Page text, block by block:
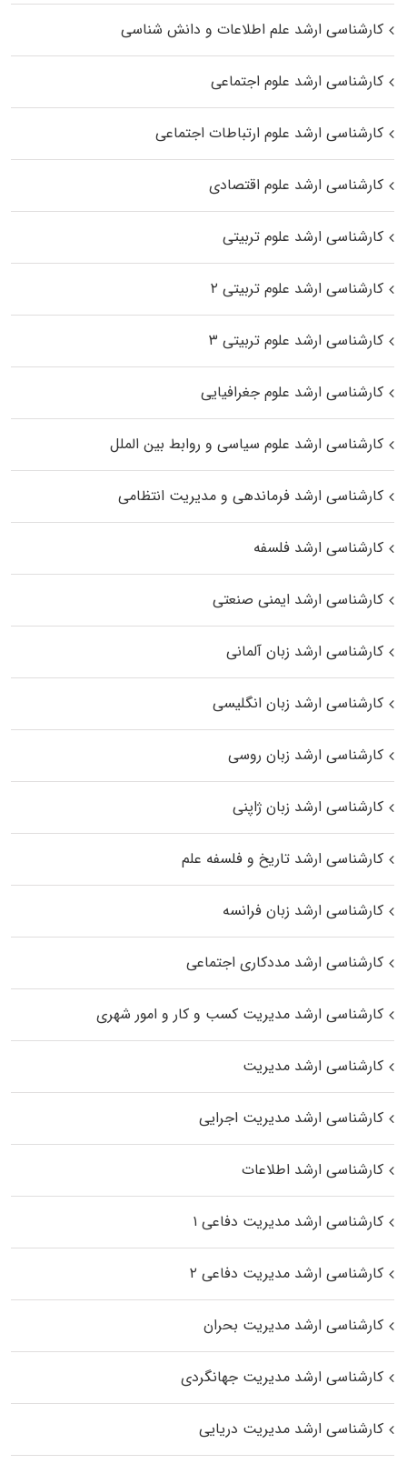
کارشناسی ارشد علم اطلاعات و دانش شناسی
کارشناسی ارشد علوم اجتماعی
کارشناسی ارشد علوم ارتباطات اجتماعی
کارشناسی ارشد علوم اقتصادی
کارشناسی ارشد علوم تربیتی
کارشناسی ارشد علوم تربیتی ۲
کارشناسی ارشد علوم تربیتی ۳
کارشناسی ارشد علوم جغرافیایی
کارشناسی ارشد علوم سیاسی و روابط بین الملل
کارشناسی ارشد فرماندهی و مدیریت انتظامی
کارشناسی ارشد فلسفه
کارشناسی ارشد ایمنی صنعتی
کارشناسی ارشد زبان آلمانی
کارشناسی ارشد زبان انگلیسی
کارشناسی ارشد زبان روسی
کارشناسی ارشد زبان ژاپنی
کارشناسی ارشد تاریخ و فلسفه علم
کارشناسی ارشد زبان فرانسه
کارشناسی ارشد مددکاری اجتماعی
کارشناسی ارشد مدیریت کسب و کار و امور شهری
کارشناسی ارشد مدیریت
کارشناسی ارشد مدیریت اجرایی
کارشناسی ارشد اطلاعات
کارشناسی ارشد مدیریت دفاعی ۱
کارشناسی ارشد مدیریت دفاعی ۲
کارشناسی ارشد مدیریت بحران
کارشناسی ارشد مدیریت جهانگردی
کارشناسی ارشد مدیریت دریایی